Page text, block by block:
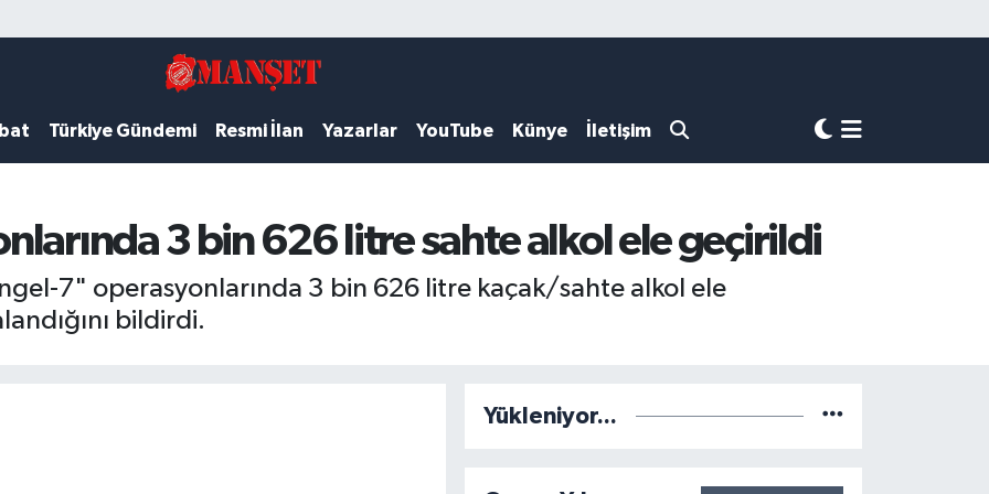
Türkiye Gündemi Resmi İlan Yazarlar YouTube Künye İletişim
3 bin 626 litre sahte alkol ele geçirildi
7" operasyonlarında 3 bin 626 litre kaçak/sahte alkol ele
bildirdi.
Yükleniyor...